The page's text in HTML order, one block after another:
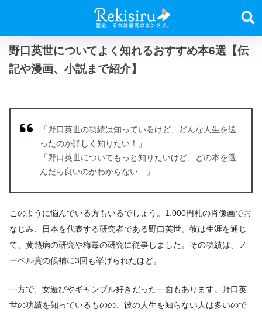
野口英世についてよく知れるおすすめ本6選【伝
記や漫画、小説まで紹介】
「野口英世の功績は知っているけど、どんな人生を送
ったのか詳しく知りたい！」
「野口英世についてもっと知りたいけど、どの本を選
んだら良いのかわからない…」
このように悩んでいる方もいるでしょう。1,000円札の肖像画でお
なじみ、日本を代表する研究者である野口英世。彼は生涯を通じ
て、黄熱病の研究や梅毒の研究に従事しました。その功績は、ノ
ーベル賞の候補に3回も挙げられたほど。
一方で、女遊びやギャンブル好きだった一面もあります。野口英
世の功績を知っているものの、彼の人生を知らない人は多いので